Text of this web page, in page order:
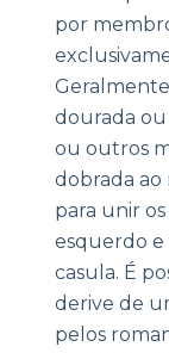
por
dourada
ou outros
dobrada
para unir
esquerdo e
casula. É
derive de
pelos